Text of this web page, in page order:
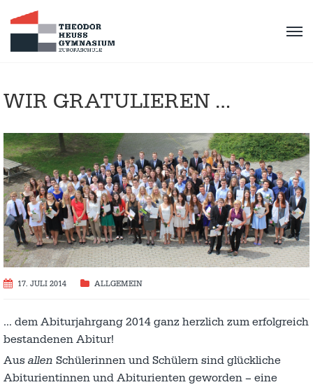
WIR GRATULIEREN …
17. JULI 2014 ALLGEMEIN
… dem Abiturjahrgang 2014 ganz herzlich zum erfolgreich
bestandenen Abitur!
Aus allen Schülerinnen und Schülern sind glückliche
Abiturientinnen und Abiturienten geworden – eine